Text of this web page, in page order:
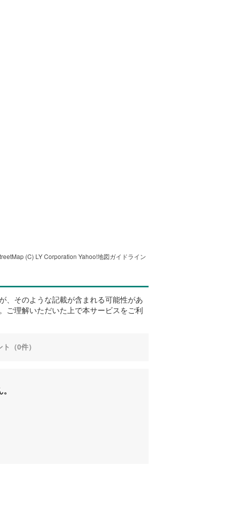
(C) LY Corporation Yahoo!地図ガイドライン
、そのような記載が含まれる可能性があ
ご理解いただいた上で本サービスをご利
ト（0件）